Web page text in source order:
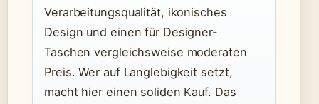
Verarbeitungsqualität, ikonisches
Design und einen für Designer-
Taschen vergleichsweise moderaten
Preis. Wer auf Langlebigkeit setzt,
macht hier einen soliden Kauf. Das